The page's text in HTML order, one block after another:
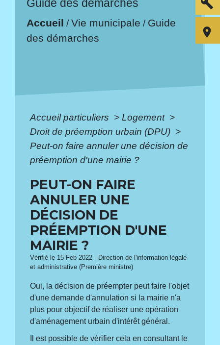
Guide des démarches
Accueil /Vie municipale / Guide
des démarches
Accueil particuliers > Logement >
Droit de préemption urbain (DPU) >
Peut-on faire annuler une décision de
préemption d'une mairie ?
PEUT-ON FAIRE
ANNULER UNE
DÉCISION DE
PRÉEMPTION D'UNE
MAIRIE ?
Vérifié le 15 Feb 2022 - Direction de l'information légale
et administrative (Première ministre)
Oui, la décision de préempter peut faire l'objet
d'une demande d'annulation si la mairie n'a
plus pour objectif de réaliser une opération
d'aménagement urbain d'intérêt général.
Il est possible de vérifier cela en consultant le
build
room